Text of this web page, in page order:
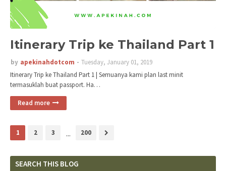
Itinerary Trip ke Thailand Part 1
by apekinahdotcom
Tuesday, January 01, 2019
Itinerary Trip ke Thailand Part 1 | Semuanya kami plan last minit
termasuklah buat passport. Ha…
Read more
1 2 3 ... 200
SEARCH THIS BLOG